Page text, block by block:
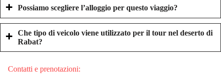
Possiamo scegliere l’alloggio per questo viaggio?
Che tipo di veicolo viene utilizzato per il tour nel deserto di
Rabat?
Contatti e prenotazioni: